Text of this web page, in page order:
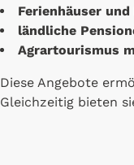
Ferienhäuser
ländliche
Agrartourismus
Diese Angebote
Gleichzeitig bieten